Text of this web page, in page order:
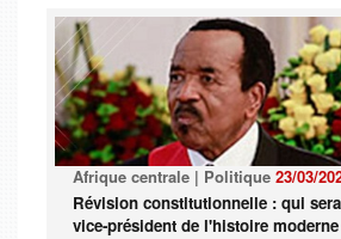
Afrique centrale | Politique 23/03/
Révision constitutionnelle : qui
vice-président de l'histoire